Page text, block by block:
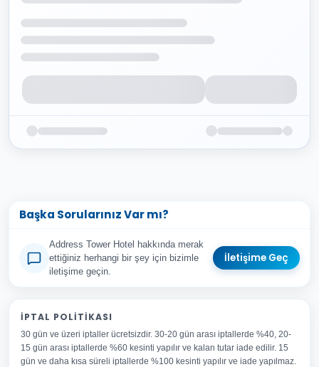
Başka Sorularınız Var mı?
Address Tower Hotel hakkında merak
ettiğiniz herhangi bir şey için bizimle
iletişime geçin.
İletişime Geç
Adınız Soyadınız
E-posta Adresiniz
Konu
İPTAL POLITIKASI
30 gün ve üzeri iptaller ücretsizdir. 30-20 gün arası iptallerde %40, 20-
15 gün arası iptallerde %60 kesinti yapılır ve kalan tutar iade edilir. 15
gün ve daha kısa süreli iptallerde %100 kesinti yapılır ve iade yapılmaz.